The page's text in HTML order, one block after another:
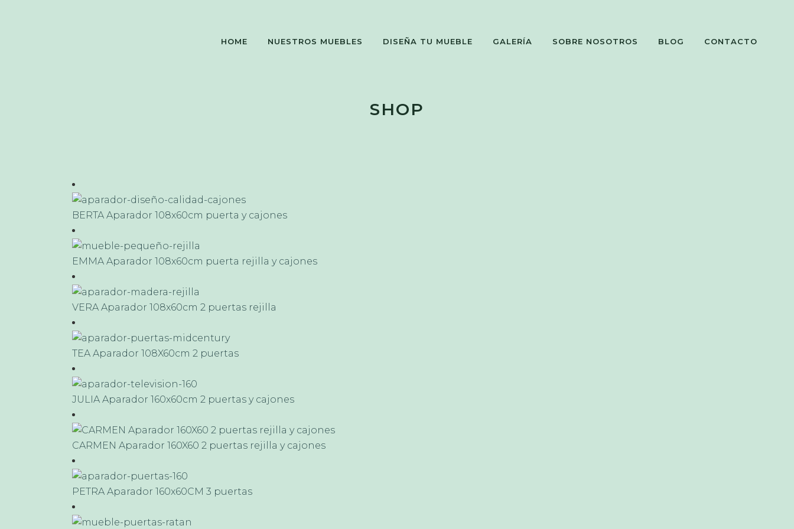
HOME NUESTROS MUEBLES DISEÑA TU MUEBLE GALERÍA SOBRE NOSOTROS BLOG CONTACTO
SHOP
BERTA Aparador 108x60cm puerta y cajones
EMMA Aparador 108x60cm puerta rejilla y cajones
VERA Aparador 108x60cm 2 puertas rejilla
TEA Aparador 108X60cm 2 puertas
JULIA Aparador 160x60cm 2 puertas y cajones
CARMEN Aparador 160X60 2 puertas rejilla y cajones
PETRA Aparador 160x60CM 3 puertas